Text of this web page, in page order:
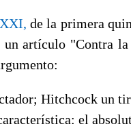
de la primera
un artículo "Contra
Hitchcock un
el